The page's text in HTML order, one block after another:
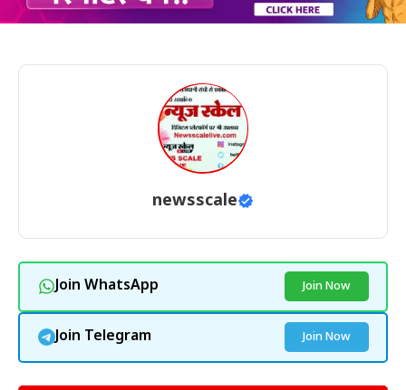
newsscale
Join WhatsApp Join Now
Join Telegram Join Now